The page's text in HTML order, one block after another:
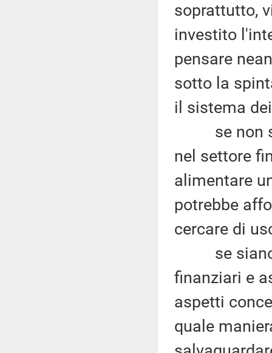
soprattutto,
investito
pensare
sotto la
il sistema
se non si
nel settore
alimentare
potrebbe
cercare di
se siano
finanziari e
aspetti
quale